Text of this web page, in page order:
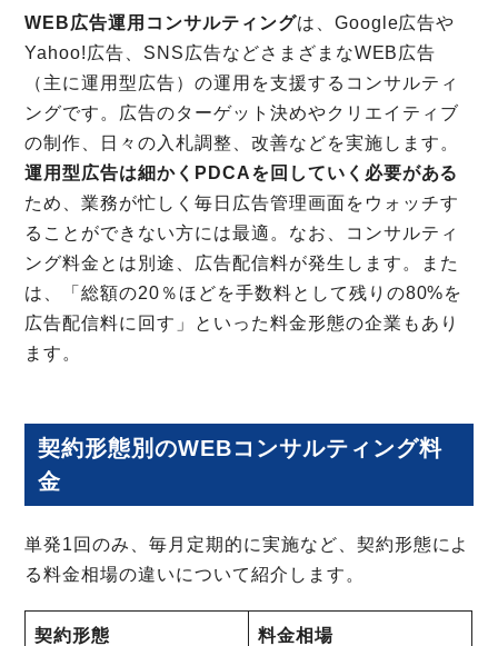
WEB広告運用コンサルティングは、Google広告や
Yahoo!広告、SNS広告などさまざまなWEB広告
（主に運用型広告）の運用を支援するコンサルティ
ングです。広告のターゲット決めやクリエイティブ
の制作、日々の入札調整、改善などを実施します。
運用型広告は細かくPDCAを回していく必要がある
ため、業務が忙しく毎日広告管理画面をウォッチす
ることができない方には最適。なお、コンサルティ
ング料金とは別途、広告配信料が発生します。また
は、「総額の20％ほどを手数料として残りの80%を
広告配信料に回す」といった料金形態の企業もあり
ます。
契約形態別のWEBコンサルティング料
金
単発1回のみ、毎月定期的に実施など、契約形態によ
る料金相場の違いについて紹介します。
契約形態 料金相場